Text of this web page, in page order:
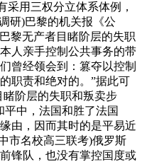
采用三权分立体系体例，
研)巴黎的机关报《公
黎无产者目睹阶层的失职
人亲手控制公共事务的带
曾经领会到：篡夺以控制
职责和绝对的。”据此可
阶层的失职和叛卖步
平中，法国和胜了法国
由，因而其时的是平易近
市名校高三联考)俄罗斯
锋队，也没有掌控国度或